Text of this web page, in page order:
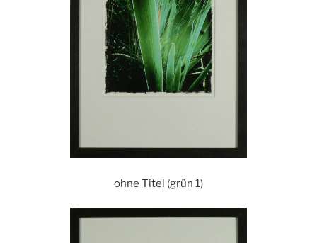
ohne Titel (grün 1)